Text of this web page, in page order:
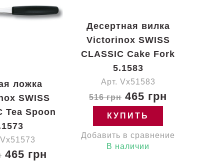
ложка
SWISS
Tea Spoon
465 грн
Десертная вилка
Victorinox SWISS
CLASSIC Cake Fork
5.1583
Арт. Vx51583
516 грн 465 грн
КУПИТЬ
Добавить в сравнение
В наличии